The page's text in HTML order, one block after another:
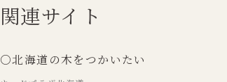
関連サイト
○北海道の木をつかいたい